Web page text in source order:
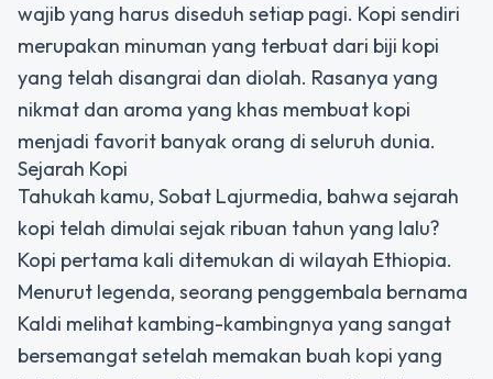
wajib yang harus diseduh setiap pagi. Kopi sendiri
merupakan minuman yang terbuat dari biji kopi
yang telah disangrai dan diolah. Rasanya yang
nikmat dan aroma yang khas membuat kopi
menjadi favorit banyak orang di seluruh dunia.
Sejarah Kopi
Tahukah kamu, Sobat Lajurmedia, bahwa sejarah
kopi telah dimulai sejak ribuan tahun yang lalu?
Kopi pertama kali ditemukan di wilayah Ethiopia.
Menurut legenda, seorang penggembala bernama
Kaldi melihat kambing-kambingnya yang sangat
bersemangat setelah memakan buah kopi yang